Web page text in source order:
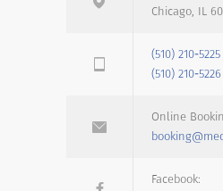
Chicago, IL
(510) 210-5225
(510) 210-5226
Online
Facebook: